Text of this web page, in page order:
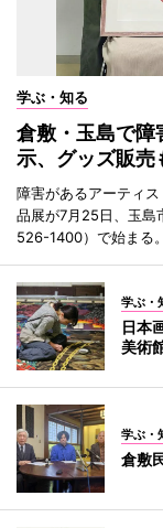
学ぶ・知る
倉敷・玉島で
示、グッズ販売
障害があるアーティ
品展が7月25日、玉島
526-1400）で始まる。
学ぶ・
日本
美術
学ぶ・
倉敷